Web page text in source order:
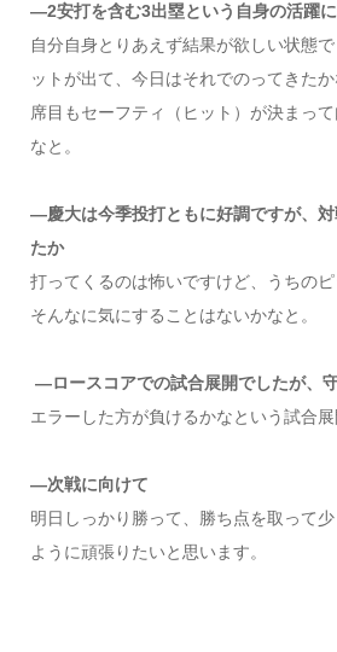
―2安打を含む3出塁という自身の活躍
自分自身とりあえず結果が欲しい状態
ットが出て、今日はそれでのってきた
席目もセーフティ（ヒット）が決まっ
なと。
―慶大は今季投打ともに好調ですが、
たか
打ってくるのは怖いですけど、うちの
そんなに気にすることはないかなと。
―ロースコアでの試合展開でしたが、
エラーした方が負けるかなという試合展
―次戦に向けて
明日しっかり勝って、勝ち点を取って
ように頑張りたいと思います。